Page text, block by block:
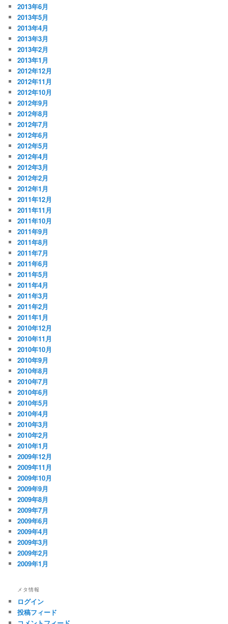
2013年6月
2013年5月
2013年4月
2013年3月
2013年2月
2013年1月
2012年12月
2012年11月
2012年10月
2012年9月
2012年8月
2012年7月
2012年6月
2012年5月
2012年4月
2012年3月
2012年2月
2012年1月
2011年12月
2011年11月
2011年10月
2011年9月
2011年8月
2011年7月
2011年6月
2011年5月
2011年4月
2011年3月
2011年2月
2011年1月
2010年12月
2010年11月
2010年10月
2010年9月
2010年8月
2010年7月
2010年6月
2010年5月
2010年4月
2010年3月
2010年2月
2010年1月
2009年12月
2009年11月
2009年10月
2009年9月
2009年8月
2009年7月
2009年6月
2009年4月
2009年3月
2009年2月
2009年1月
メタ情報
ログイン
投稿フィード